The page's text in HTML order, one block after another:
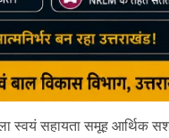
स्वयं सहायता समूह आर्थिक